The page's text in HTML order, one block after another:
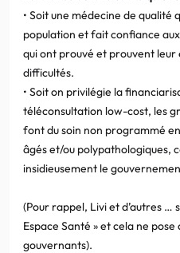
• Soit une médecine de qualité
population et fait confiance
qui ont prouvé et prouvent
difficultés.
• Soit on privilégie la
téléconsultation low-cost, les
font du soin non programmé
âgés et/ou polypathologiques,
insidieusement le
(Pour rappel, Livi et d’autres …
Espace Santé » et cela ne
gouvernants).